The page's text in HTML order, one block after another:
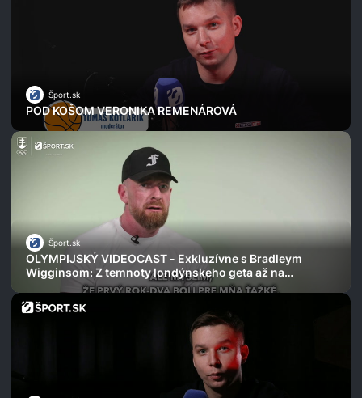
Šport.sk
POD KOŠOM VERONIKA REMENÁROVÁ
Šport.sk
OLYMPIJSKÝ VIDEOCAST - Exkluzívne s Bradleym
Wigginsom: Z temnoty londýnskeho geta až na
cyklistický Olymp a boj o holý život